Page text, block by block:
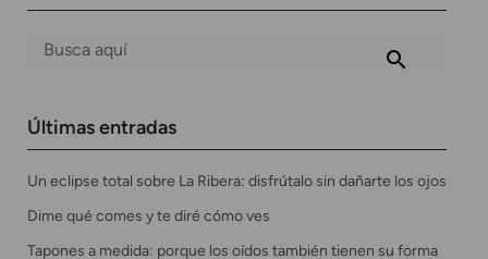
Últimas entradas
Un eclipse total sobre La Ribera: disfrútalo sin dañarte los ojos
Dime qué comes y te diré cómo ves
Tapones a medida: porque los oídos también tienen su forma